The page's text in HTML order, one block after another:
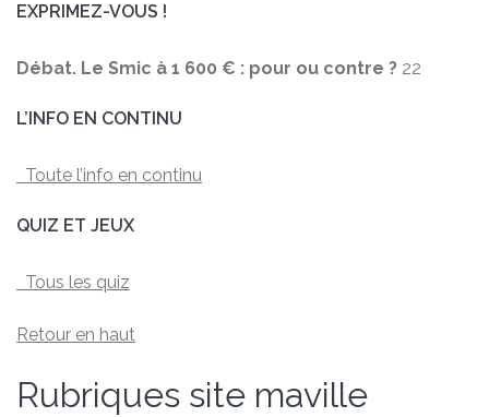
EXPRIMEZ-VOUS !
Débat. Le Smic à 1 600 € : pour ou contre ? 22
L’INFO EN CONTINU
Toute l’info en continu
QUIZ ET JEUX
Tous les quiz
Retour en haut
Rubriques site maville